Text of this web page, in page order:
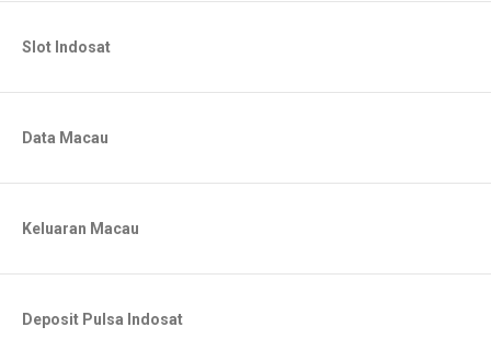
Slot Indosat
Data Macau
Keluaran Macau
Deposit Pulsa Indosat